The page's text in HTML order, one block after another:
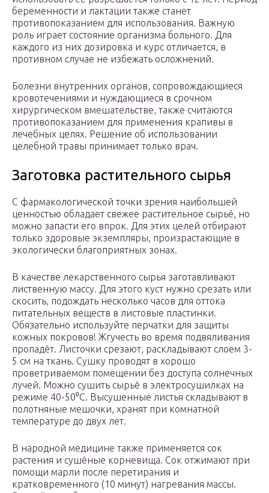
беременности и лактации также станет
противопоказанием для использования. Важную
роль играет состояние организма больного. Для
каждого из них дозировка и курс отличается, в
противном случае не избежать осложнений.
Болезни внутренних органов, сопровождающиеся
кровотечениями и нуждающиеся в срочном
хирургическом вмешательстве, также считаются
противопоказанием для применения крапивы в
лечебных целях. Решение об использовании
целебной травы принимает только врач.
Заготовка растительного сырья
С фармакологической точки зрения наибольшей
ценностью обладает свежее растительное сырьё, но
можно запасти его впрок. Для этих целей отбирают
только здоровые экземпляры, произрастающие в
экологически благоприятных зонах.
В качестве лекарственного сырья заготавливают
лиственную массу. Для этого куст нужно срезать или
скосить, подождать несколько часов для оттока
питательных веществ в листовые пластинки.
Обязательно используйте перчатки для защиты
кожных покровов! Жгучесть во время подвяливания
пропадёт. Листочки срезают, раскладывают слоем 3-
5 см на ткань. Сушку проводят в хорошо
проветриваемом помещении без доступа солнечных
лучей. Можно сушить сырьё в электросушилках на
режиме 40-50⁰C. Высушенные листья складывают в
полотняные мешочки, хранят при комнатной
температуре до двух лет.
В народной медицине также применяется сок
растения и сушёные корневища. Сок отжимают при
помощи марли после перетирания и
кратковременного (10 минут) нагревания массы.